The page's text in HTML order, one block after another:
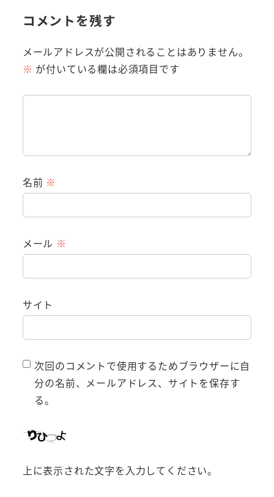
コメントを残す
メールアドレスが公開されることはありません。
※ が付いている欄は必須項目です
名前 ※
メール ※
サイト
次回のコメントで使用するためブラウザーに自
分の名前、メールアドレス、サイトを保存す
る。
上に表示された文字を入力してください。